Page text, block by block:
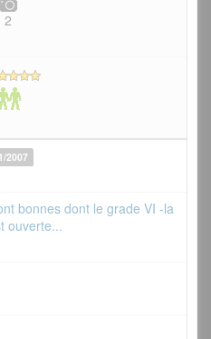
2
2007
bonnes dont le grade VI -la
ouverte...